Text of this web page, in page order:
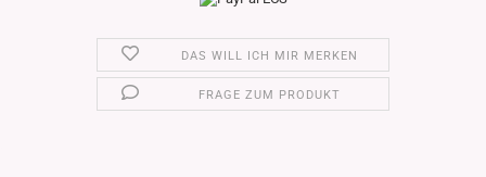
DAS WILL ICH MIR MERKEN
FRAGE ZUM PRODUKT